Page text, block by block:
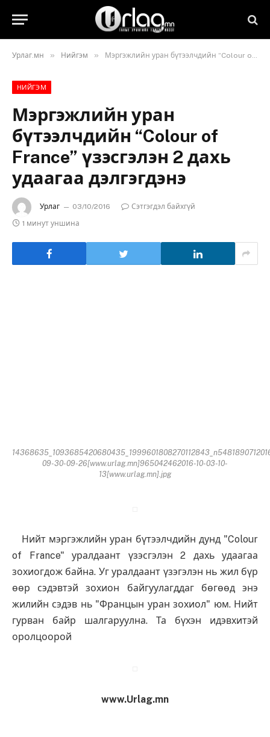
Урлаг.мн » Нийгэм » Мэргэжлийн уран бүтээлчдийн “Colour of France” үзэсгэлэн 2 дахь удаагаа дэлгэгдэнэ
НИЙГЭМ
Мэргэжлийн уран
бүтээлчдийн “Colour of
France” үзэсгэлэн 2 дахь
удаагаа дэлгэгдэнэ
Урлаг 03/10/2016
Сэтгэгдэл байхгүй
1 минут уншина
09-30-09-26[www.urlag.mn]965042462016-10-03-10-
13[www.urlag.mn].jpg
Нийт мэргэжлийн уран бүтээлчдийн дунд "Colour
of France" уралдаант үзэсгэлэн 2 дахь удаагаа
зохиогдож байна. Уг уралдаант үзэгэлэн нь жил бүр
өөр сэдэвтэй зохион байгуулагддаг бөгөөд энэ
жилийн сэдэв нь "Францын уран зохиол" юм. Нийт
гурван байр шалгаруулна. Та бүхэн идэвхитэй
оролцоорой
www.Urlag.mn